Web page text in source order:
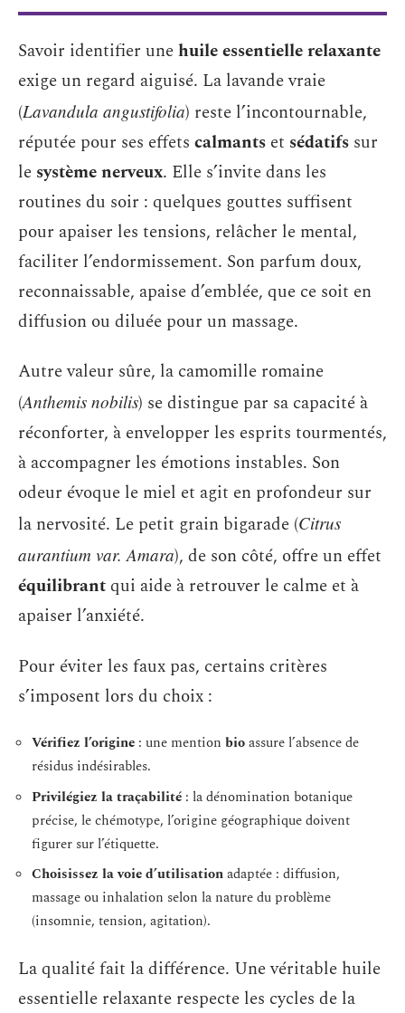
Savoir identifier unehuile essentielle relaxante
exige un regard aiguisé. La lavande vraie
(Lavandula angustifolia) reste l’incontournable,
réputée pour ses effets calmants et sédatifs sur
le système nerveux. Elle s’invite dans les
routines du soir : quelques gouttes suffisent
pour apaiser les tensions, relâcher le mental,
faciliter l’endormissement. Son parfum doux,
reconnaissable, apaise d’emblée, que ce soit en
diffusion ou diluée pour un massage.
Autre valeur sûre, la camomille romaine
(Anthemis nobilis) se distingue par sa capacité à
réconforter, à envelopper les esprits tourmentés,
à accompagner les émotions instables. Son
odeur évoque le miel et agit en profondeur sur
la nervosité. Le petit grain bigarade (Citrus
aurantium var. Amara), de son côté, offre un effet
équilibrant qui aide à retrouver le calme et à
apaiser l’anxiété.
Pour éviter les faux pas, certains critères
s’imposent lors du choix :
Vérifiez l’origine : une mention bioassure l’absence de
résidus indésirables.
Privilégiez la traçabilité : la dénomination botanique
précise, le chémotype, l’origine géographique doivent
figurer sur l’étiquette.
Choisissez la voie d’utilisationadaptée : diffusion,
massage ou inhalation selon la nature du problème
(insomnie, tension, agitation).
La qualité fait la différence. Une véritable huile
essentielle relaxante respecte les cycles de la